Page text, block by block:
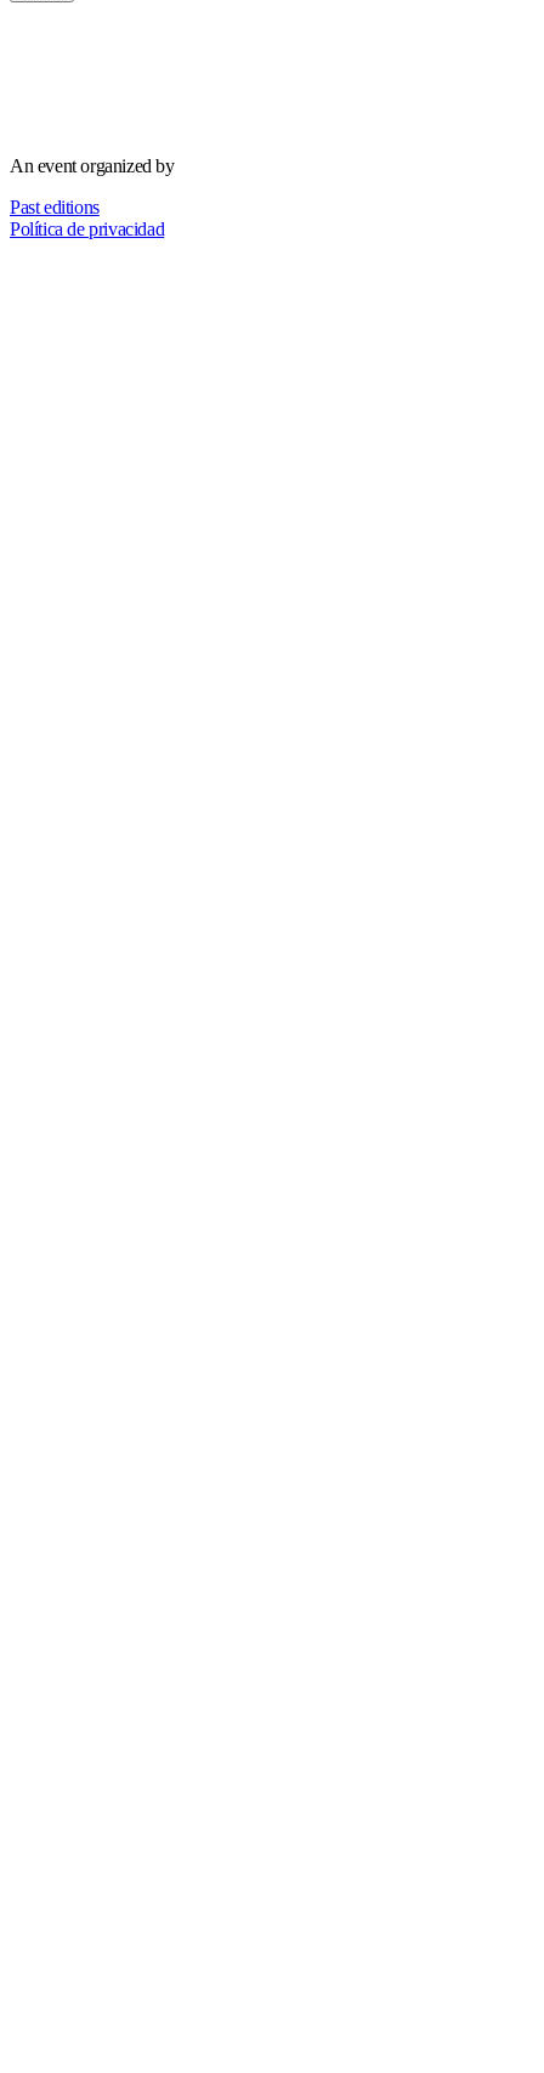
An event organized by
Past editions
Política de privacidad